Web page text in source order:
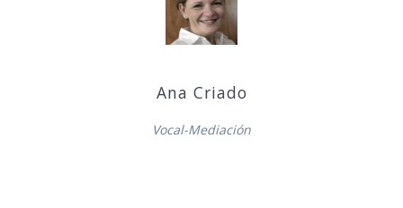
Ana Criado
Vocal-Mediación